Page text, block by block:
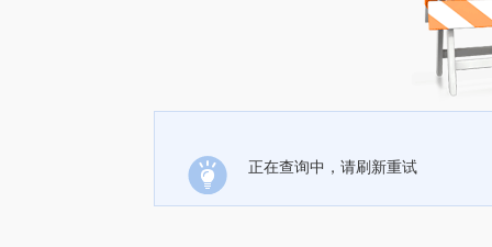
正在查询中，请刷新重试